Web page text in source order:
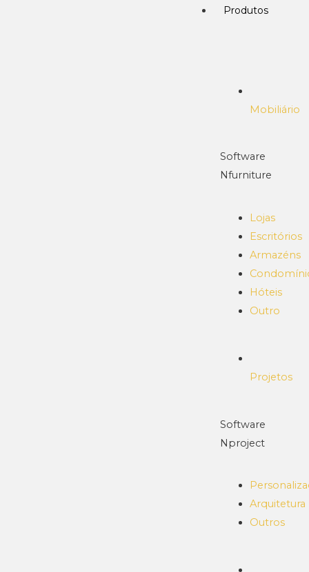
Produtos
Mobiliário
Software
Nfurniture
Lojas
Escritórios
Armazéns
Hóteis
Outro
Projetos
Software
Nproject
Arquitetura
Outros